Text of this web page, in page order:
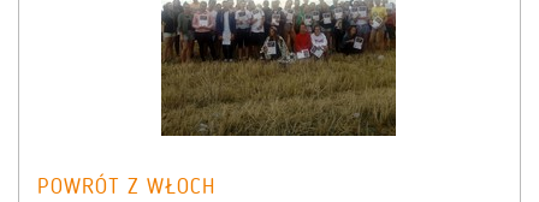
POWRÓT Z WŁOCH